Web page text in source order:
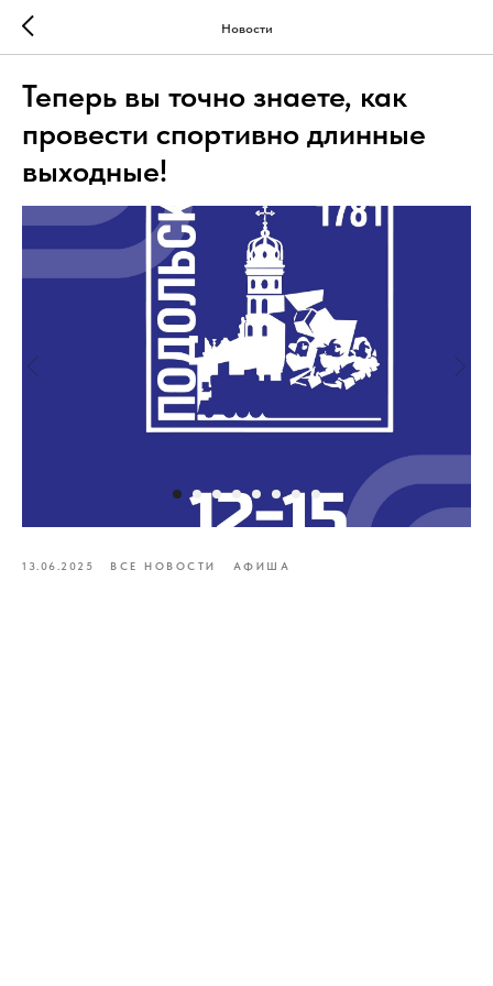
Новости
Теперь вы точно знаете, как
провести спортивно длинные
выходные!
13.06.2025 ВСЕ НОВОСТИ АФИША